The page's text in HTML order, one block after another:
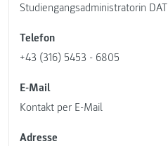
Studiengangsadministratorin DAT
Telefon
+43 (316) 5453 - 6805
E-Mail
Kontakt per E-Mail
Adresse